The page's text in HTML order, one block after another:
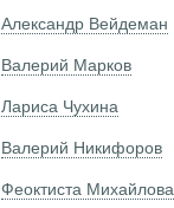
Александр Вейдеман
Валерий Марков
Лариса Чухина
Валерий Никифоров
Феоктиста Михайлова